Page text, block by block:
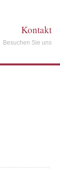
Kontakt
Besuchen Sie uns